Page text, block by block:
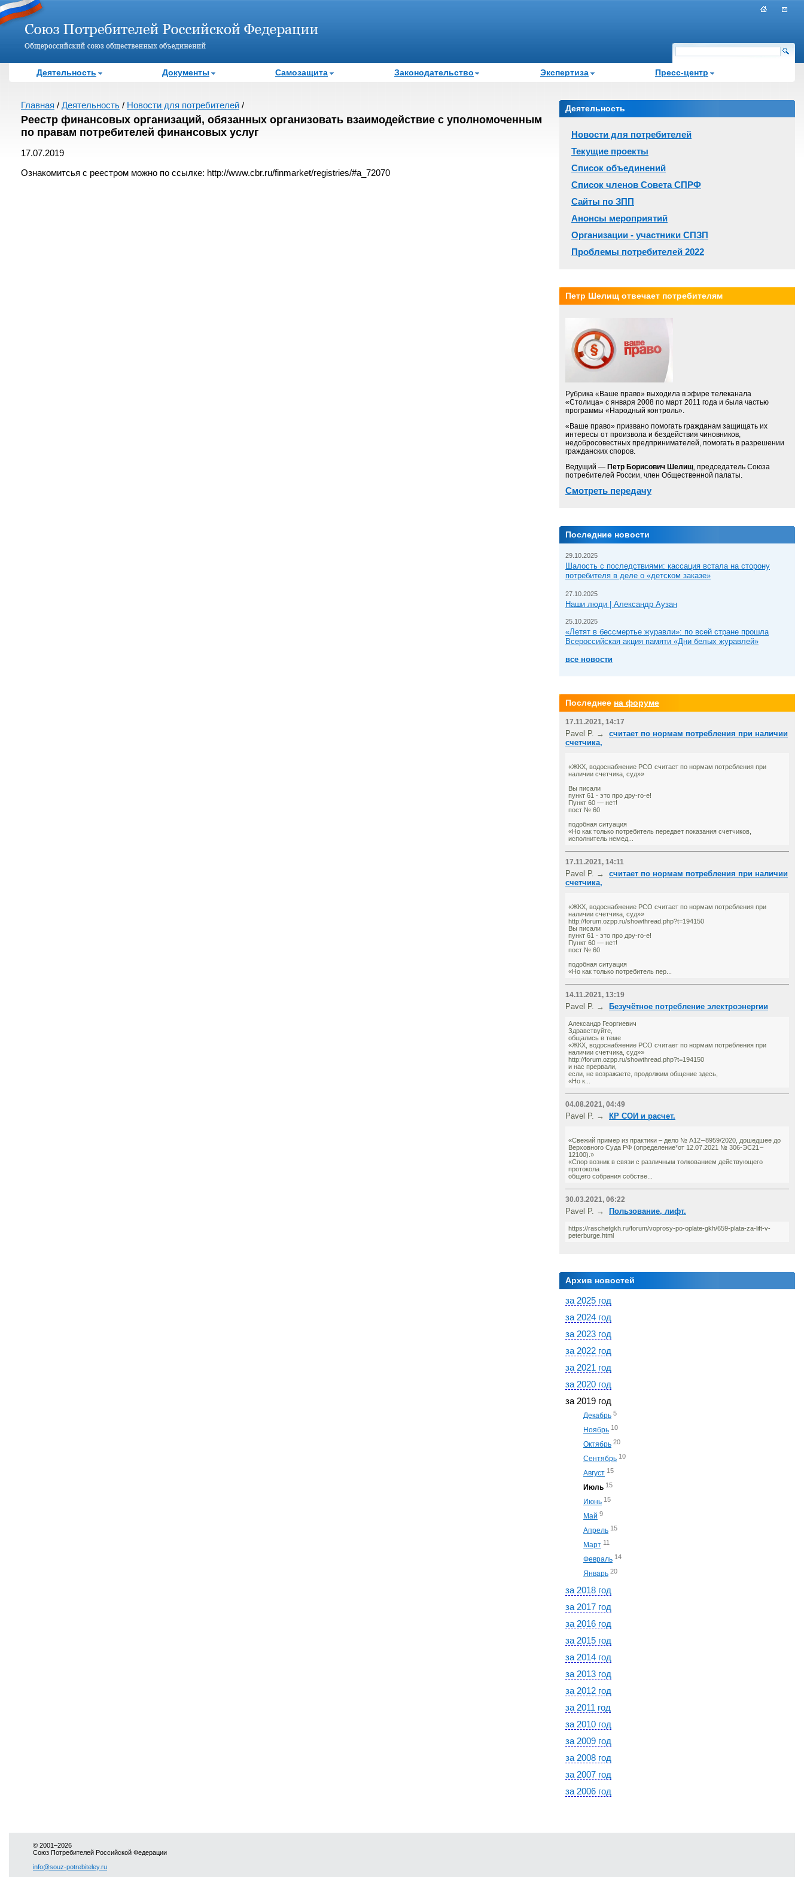
Деятельность Документы Самозащита Законодательство Экспертиза Пресс-центр
Главная / Деятельность / Новости для потребителей /
Реестр финансовых организаций, обязанных организовать взаимодействие с уполномоченным
по правам потребителей финансовых услуг
17.07.2019
Ознакомитсья с реестром можно по ссылке: http://www.cbr.ru/finmarket/registries/#a_72070
Деятельность
Новости для потребителей
Текущие проекты
Список объединений
Список членов Совета СПРФ
Сайты по ЗПП
Анонсы мероприятий
Организации - участники СПЗП
Проблемы потребителей 2022
Петр Шелищ отвечает потребителям
Рубрика «Ваше право» выходила в эфире телеканала
«Столица» с января 2008 по март 2011 года и была частью
программы «Народный контроль».
«Ваше право» призвано помогать гражданам защищать их
интересы от произвола и бездействия чиновников,
недобросовестных предпринимателей, помогать в разрешении
гражданских споров.
Ведущий — Петр Борисович Шелищ, председатель Союза
потребителей России, член Общественной палаты.
Смотреть передачу
Последние новости
29.10.2025
Шалость с последствиями: кассация встала на сторону
потребителя в деле о «детском заказе»
27.10.2025
Наши люди | Александр Аузан
25.10.2025
«Летят в бессмертье журавли»: по всей стране прошла
Всероссийская акция памяти «Дни белых журавлей»
все новости
Последнее на форуме
17.11.2021, 14:17
Pavel P. → считает по нормам потребления при наличии
счетчика,
«ЖКХ, водоснабжение РСО считает по нормам потребления при
наличии счетчика, суд»»
Вы писали
пункт 61 - это про дру-го-е!
Пункт 60 — нет!
пост № 60
подобная ситуация
«Но как только потребитель передает показания счетчиков,
исполнитель немед...
17.11.2021, 14:11
Pavel P. → считает по нормам потребления при наличии
счетчика,
«ЖКХ, водоснабжение РСО считает по нормам потребления при
наличии счетчика, суд»»
http://forum.ozpp.ru/showthread.php?t=194150
Вы писали
пункт 61 - это про дру-го-е!
Пункт 60 — нет!
пост № 60
подобная ситуация
«Но как только потребитель пер...
14.11.2021, 13:19
Pavel P. → Безучётное потребление электроэнергии
Александр Георгиевич
Здравствуйте,
общались в теме
«ЖКХ, водоснабжение РСО считает по нормам потребления при
наличии счетчика, суд»»
http://forum.ozpp.ru/showthread.php?t=194150
и нас прервали,
если, не возражаете, продолжим общение здесь,
«Но к...
04.08.2021, 04:49
Pavel P. → КР СОИ и расчет.
«Свежий пример из практики – дело № А12 – 8959/2020, дошедшее до
Верховного Суда РФ (определение*от 12.07.2021 № 306-ЭС21 –
12100).»
«Спор возник в связи с различным толкованием действующего
протокола
общего собрания собстве...
30.03.2021, 06:22
Pavel P. → Пользование, лифт.
https://raschetgkh.ru/forum/voprosy-po-oplate-gkh/659-plata-za-lift-v-
peterburge.html
Архив новостей
за 2025 год
за 2024 год
за 2023 год
за 2022 год
за 2021 год
за 2020 год
за 2019 год
Декабрь 5
Ноябрь 10
Октябрь 20
Сентябрь 10
Август 15
Июль 15
Июнь 15
Май 9
Апрель 15
Март 11
Февраль 14
Январь 20
за 2018 год
за 2017 год
за 2016 год
за 2015 год
за 2014 год
за 2013 год
за 2012 год
за 2011 год
за 2010 год
за 2009 год
за 2008 год
за 2007 год
за 2006 год
© 2001–2026
Союз Потребителей Российской Федерации
info@souz-potrebiteley.ru